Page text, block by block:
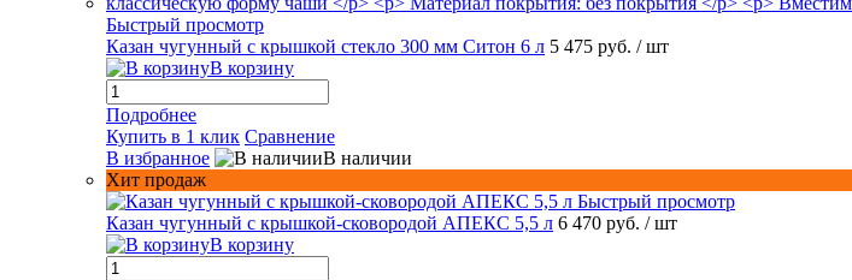
Быстрый просмотр
Казан чугунный с крышкой стекло 300 мм Ситон 6 л 5 475 руб. / шт
В корзину
Подробнее
Купить в 1 клик Сравнение
В избранное
В наличии
Хит продаж
Быстрый просмотр
Казан чугунный с крышкой-сковородой АПЕКС 5,5 л 6 470 руб. / шт
В корзину